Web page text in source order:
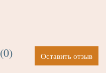
(0) Оставить отзыв